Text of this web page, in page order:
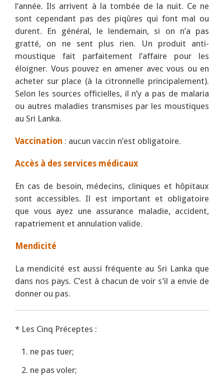
l’année. Ils arrivent à la tombée de la nuit. Ce ne
sont cependant pas des piqûres qui font mal ou
durent. En général, le lendemain, si on n’a pas
gratté, on ne sent plus rien. Un produit anti-
moustique fait parfaitement l’affaire pour les
éloigner. Vous pouvez en amener avec vous ou en
acheter sur place (à la citronnelle principalement).
Selon les sources officielles, il n’y a pas de malaria
ou autres maladies transmises par les moustiques
au Sri Lanka.
Vaccination : aucun vaccin n’est obligatoire.
Accès à des services médicaux
En cas de besoin, médecins, cliniques et hôpitaux
sont accessibles. Il est important et obligatoire
que vous ayez une assurance maladie, accident,
rapatriement et annulation valide.
Mendicité
La mendicité est aussi fréquente au Sri Lanka que
dans nos pays. C’est à chacun de voir s’il a envie de
donner ou pas.
* Les Cinq Préceptes :
ne pas tuer;
ne pas voler;